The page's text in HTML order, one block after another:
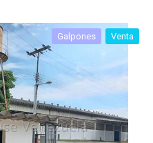
Galpones Venta